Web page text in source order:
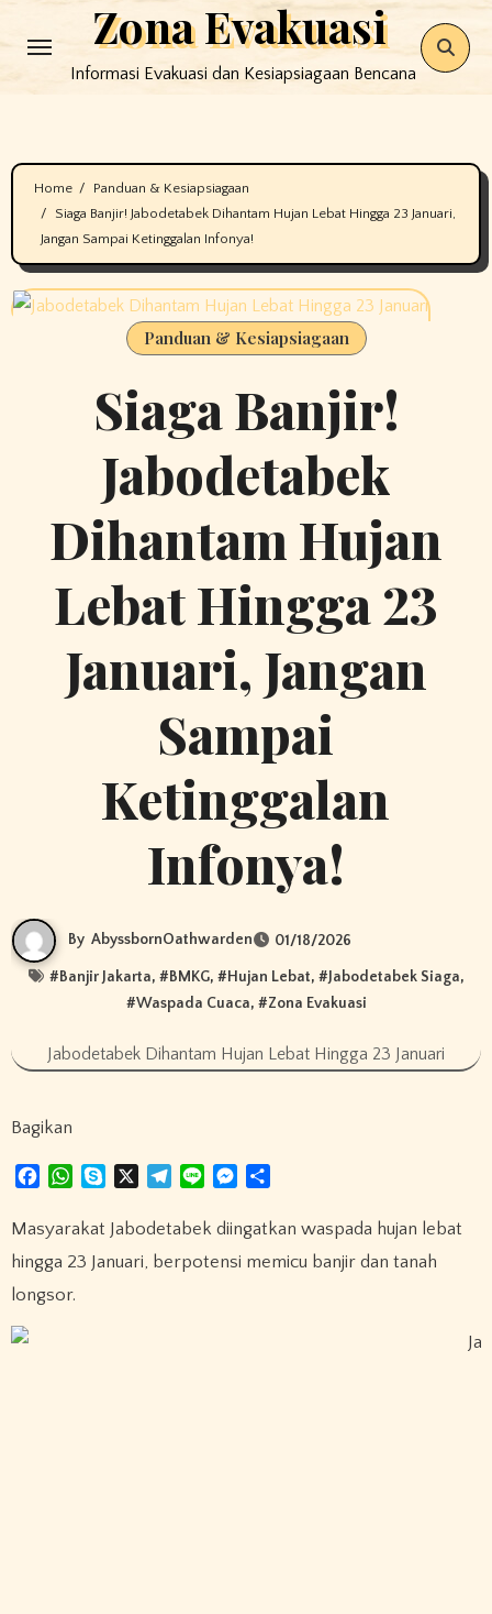
to
Zona Evakuasi
Informasi Evakuasi dan Kesiapsiagaan Bencana
Home
Panduan & Kesiapsiagaan
Siaga Banjir! Jabodetabek Dihantam Hujan Lebat Hingga 23 Januari,
Jangan Sampai Ketinggalan Infonya!
Panduan & Kesiapsiagaan
Siaga Banjir!
Jabodetabek
Dihantam Hujan
Lebat Hingga 23
Januari, Jangan
Sampai
Ketinggalan
Infonya!
By AbyssbornOathwarden 01/18/2026
#Banjir Jakarta, #BMKG, #Hujan Lebat, #Jabodetabek Siaga,
#Waspada Cuaca, #Zona Evakuasi
Jabodetabek Dihantam Hujan Lebat Hingga 23 Januari
Bagikan
c
b
o
W
a
s
A
y
e
l
g
n
M
s
e
a
e
Masyarakat Jabodetabek diingatkan waspada hujan lebat
hingga 23 Januari, berpotensi memicu banjir dan tanah
longsor.